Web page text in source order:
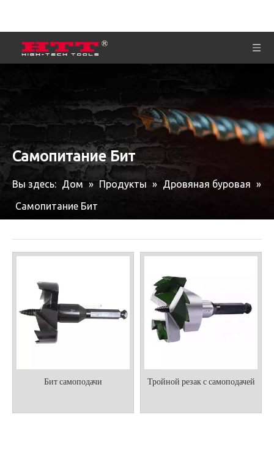
Самопитание Бит
Вы здесь: Дом » Продукты » Дровяная буровая »
Самопитание Бит
Бит самоподачи Тройной резак с самоподачей